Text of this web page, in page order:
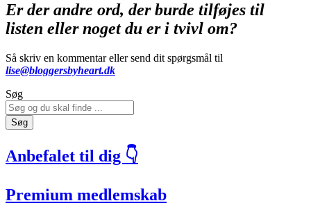
Er der andre ord, der burde tilføjes til
listen eller noget du er i tvivl om?
Så skriv en kommentar eller send dit spørgsmål til
lise@bloggersbyheart.dk
Søg
Søg
Anbefalet til dig 👇
Premium medlemskab